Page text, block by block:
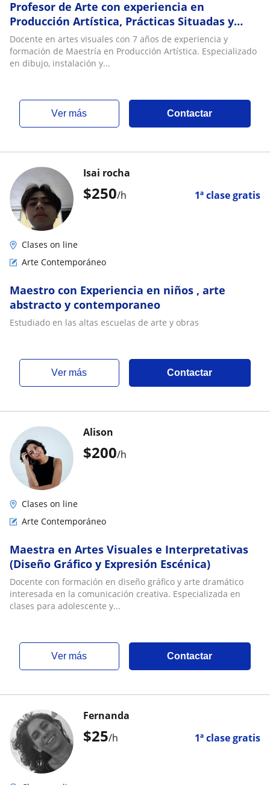
Profesor de Arte con experiencia en
Producción Artística, Prácticas Situadas y
Pensamiento Crítico
Docente en artes visuales con 7 años de experiencia y
formación de Maestría en Producción Artística. Especializado
en dibujo, instalación y...
ver más Contactar
$250/h 1ª clase gratis
Isai rocha
Clases on line
Arte Contemporáneo
Maestro con Experiencia en niños , arte
abstracto y contemporaneo
Estudiado en las altas escuelas de arte y obras
ver más Contactar
$200/h
Alison
Clases on line
Arte Contemporáneo
Maestra en Artes Visuales e Interpretativas
(Diseño Gráfico y Expresión Escénica)
Docente con formación en diseño gráfico y arte dramático
interesada en la comunicación creativa. Especializada en
clases para adolescente y...
ver más Contactar
$25/h 1ª clase gratis
Fernanda